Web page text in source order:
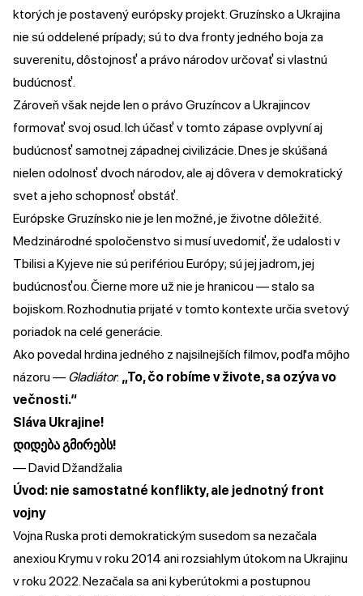
ktorých je postavený európsky projekt. Gruzínsko a Ukrajina
nie sú oddelené prípady; sú to dva fronty jedného boja za
suverenitu, dôstojnosť a právo národov určovať si vlastnú
budúcnosť.
Zároveň však nejde len o právo Gruzíncov a Ukrajincov
formovať svoj osud. Ich účasť v tomto zápase ovplyvní aj
budúcnosť samotnej západnej civilizácie. Dnes je skúšaná
nielen odolnosť dvoch národov, ale aj dôvera v demokratický
svet a jeho schopnosť obstáť.
Európske Gruzínsko nie je len možné, je životne dôležité.
Medzinárodné spoločenstvo si musí uvedomiť, že udalosti v
Tbilisi a Kyjeve nie sú perifériou Európy; sú jej jadrom, jej
budúcnosťou. Čierne more už nie je hranicou — stalo sa
bojiskom. Rozhodnutia prijaté v tomto kontexte určia svetový
poriadok na celé generácie.
Ako povedal hrdina jedného z najsilnejších filmov, podľa môjho
názoru — Gladiátor: „To, čo robíme v živote, sa ozýva vo
večnosti.“
Sláva Ukrajine!
დიდება გმირებს!
— David Džandžalia
Úvod: nie samostatné konflikty, ale jednotný front
vojny
Vojna Ruska proti demokratickým susedom sa nezačala
anexiou Krymu v roku 2014 ani rozsiahlym útokom na Ukrajinu
v roku 2022. Nezačala sa ani kyberútokmi a postupnou